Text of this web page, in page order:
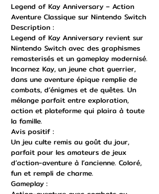
Legend of Kay Anniversary – Action
Aventure Classique sur Nintendo Switch
Description :
Legend of Kay Anniversary revient sur
Nintendo Switch avec des graphismes
remasterisés et un gameplay modernisé.
Incarnez Kay, un jeune chat guerrier,
dans une aventure épique remplie de
combats, d’énigmes et de quêtes. Un
mélange parfait entre exploration,
action et plateforme qui plaira à toute
la famille.
Avis positif :
Un jeu culte remis au goût du jour,
parfait pour les amateurs de jeux
d’action-aventure à l’ancienne. Coloré,
fun et rempli de charme.
Gameplay :